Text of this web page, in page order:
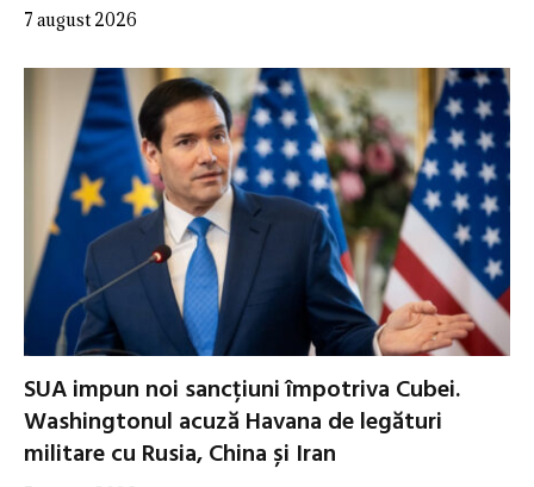
7 august 2026
SUA impun noi sancțiuni împotriva Cubei.
Washingtonul acuză Havana de legături
militare cu Rusia, China și Iran